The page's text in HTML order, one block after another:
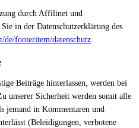
durch Affilinet und
in der Datenschutzerklärung des
footeritem/datenschutz.
Beiträge hinterlassen, werden bei
unserer Sicherheit werden somit alle
jemand in Kommentaren und
(Beleidigungen, verbotene